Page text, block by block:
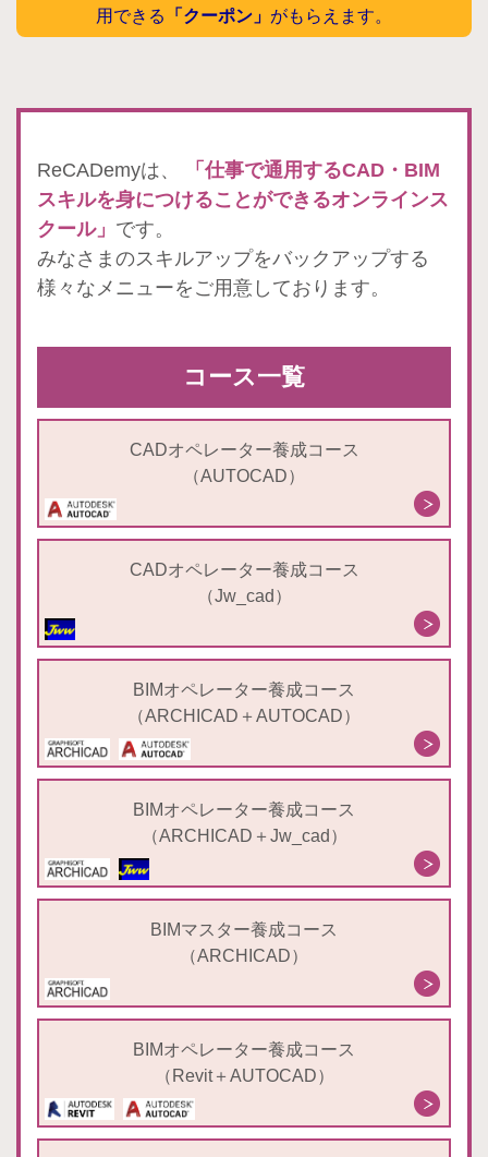
用できる
「クーポン」 がもらえます。
ReCADemyは、
「仕事で通用するCAD・BIM
スキルを身につけることができるオンラインス
クール」 です。
みなさまのスキルアップをバックアップする
様々なメニューをご用意しております。
コース一覧
CADオペレーター養成コース
（AUTOCAD）
CADオペレーター養成コース
（Jw_cad）
BIMオペレーター養成コース
（ARCHICAD＋AUTOCAD）
BIMオペレーター養成コース
（ARCHICAD＋Jw_cad）
BIMマスター養成コース
（ARCHICAD）
BIMオペレーター養成コース
（Revit＋AUTOCAD）